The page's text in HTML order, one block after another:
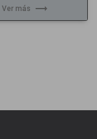
Ver más trending_flat